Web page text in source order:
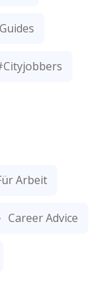
Guides
Arbeit
Career Advice